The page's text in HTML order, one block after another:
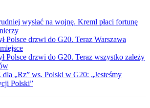
wysłać na wojnę. Kreml płaci fortunę
Polsce drzwi do G20. Teraz Warszawa
Polsce drzwi do G20. Teraz wszystko zależy
„Rz” ws. Polski w G20: „Jesteśmy
Polski”